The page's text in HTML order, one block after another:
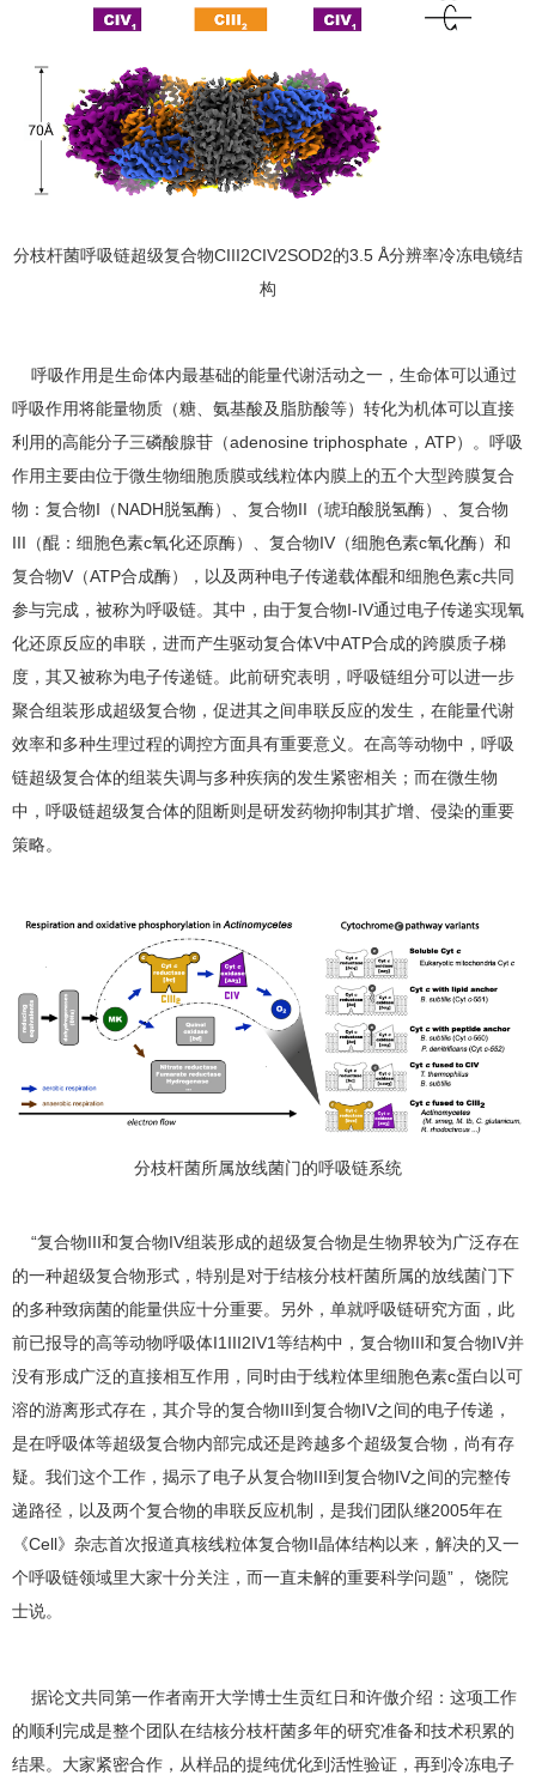
分枝杆菌呼吸链超级复合物CIII2CIV2SOD2的3.5 Å分辨率冷冻电镜结
构
呼吸作用是生命体内最基础的能量代谢活动之一，生命体可以通过
呼吸作用将能量物质（糖、氨基酸及脂肪酸等）转化为机体可以直接
利用的高能分子三磷酸腺苷（adenosine triphosphate，ATP）。呼吸
作用主要由位于微生物细胞质膜或线粒体内膜上的五个大型跨膜复合
物：复合物I（NADH脱氢酶）、复合物II（琥珀酸脱氢酶）、复合物
III（醌：细胞色素c氧化还原酶）、复合物IV（细胞色素c氧化酶）和
复合物V（ATP合成酶），以及两种电子传递载体醌和细胞色素c共同
参与完成，被称为呼吸链。其中，由于复合物I-IV通过电子传递实现氧
化还原反应的串联，进而产生驱动复合体V中ATP合成的跨膜质子梯
度，其又被称为电子传递链。此前研究表明，呼吸链组分可以进一步
聚合组装形成超级复合物，促进其之间串联反应的发生，在能量代谢
效率和多种生理过程的调控方面具有重要意义。在高等动物中，呼吸
链超级复合体的组装失调与多种疾病的发生紧密相关；而在微生物
中，呼吸链超级复合体的阻断则是研发药物抑制其扩增、侵染的重要
策略。
分枝杆菌所属放线菌门的呼吸链系统
“复合物III和复合物IV组装形成的超级复合物是生物界较为广泛存在
的一种超级复合物形式，特别是对于结核分枝杆菌所属的放线菌门下
的多种致病菌的能量供应十分重要。另外，单就呼吸链研究方面，此
前已报导的高等动物呼吸体I1III2IV1等结构中，复合物III和复合物IV并
没有形成广泛的直接相互作用，同时由于线粒体里细胞色素c蛋白以可
溶的游离形式存在，其介导的复合物III到复合物IV之间的电子传递，
是在呼吸体等超级复合物内部完成还是跨越多个超级复合物，尚有存
疑。我们这个工作，揭示了电子从复合物III到复合物IV之间的完整传
递路径，以及两个复合物的串联反应机制，是我们团队继2005年在
《Cell》杂志首次报道真核线粒体复合物II晶体结构以来，解决的又一
个呼吸链领域里大家十分关注，而一直未解的重要科学问题”， 饶院
士说。
据论文共同第一作者南开大学博士生贡红日和许傲介绍：这项工作
的顺利完成是整个团队在结核分枝杆菌多年的研究准备和技术积累的
结果。大家紧密合作，从样品的提纯优化到活性验证，再到冷冻电子